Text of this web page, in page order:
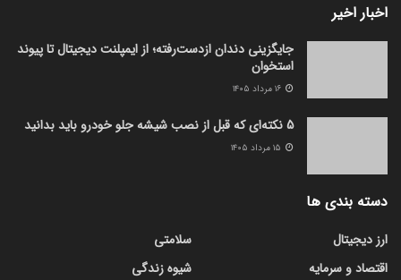
اخبار اخیر
جایگزینی دندان ازدست‌رفته؛ از ایمپلنت دیجیتال تا پیوند
استخوان
5 نکته‌ای که قبل از نصب شیشه جلو خودرو باید بدانید
دسته بندی ها
ارز دیجیتال
اقتصاد و سرمایه
سلامتی
شیوه زندگی